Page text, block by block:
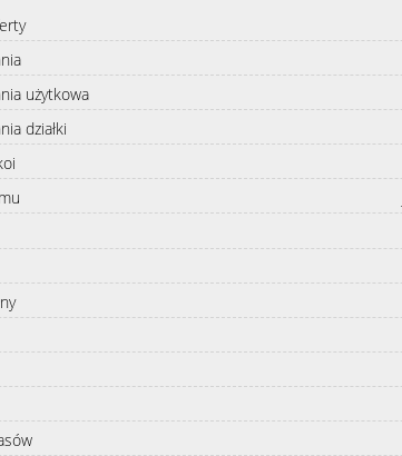
użytkowa
działki